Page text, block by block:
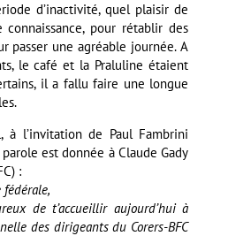
d’inactivité, quel plaisir de
pour rétablir des
passer une agréable journée. A
le café et la Praluline étaient
il a fallu faire une longue
à l’invitation de Paul Fambrini
parole est donnée à Claude Gady
:
de t’accueillir aujourd’hui à
des dirigeants du Corers-BFC